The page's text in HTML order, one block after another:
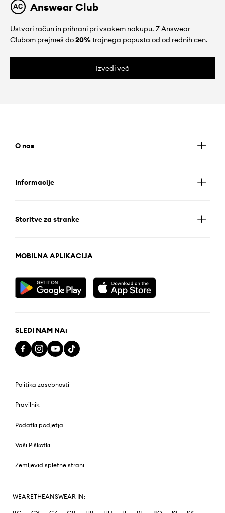
Answear Club
Ustvari račun in prihrani pri vsakem nakupu. Z Answear
Clubom prejmeš do20%trajnega popusta od od rednih cen.
Izvedi več
O nas
Informacije
Storitve za stranke
MOBILNA APLIKACIJA
SLEDI NAM NA:
Politika zasebnosti
Pravilnik
Podatki podjetja
Vaši Piškotki
Zemljevid spletne strani
WEARETHEANSWEAR IN: